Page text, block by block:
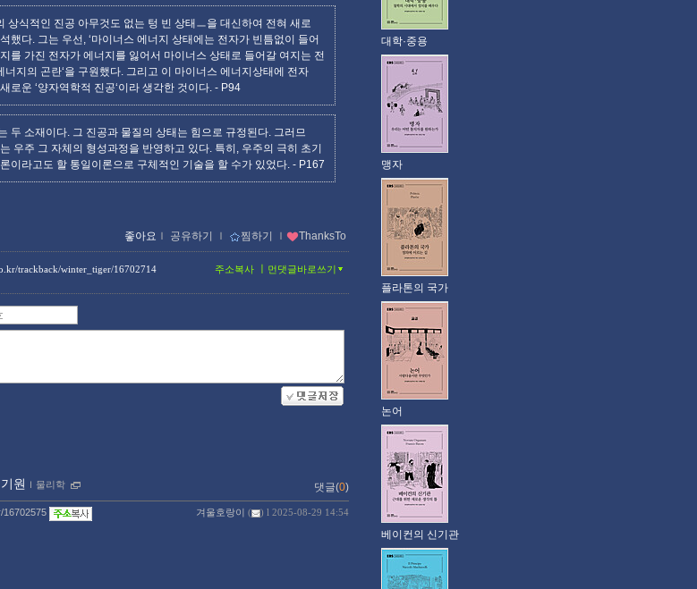
상식적인 진공 아무것도 없는 텅 빈 상태ㅡ을 대신하여 전혀 새로
했다. 그는 우선, ‘마이너스 에너지 상태에는 전자가 빈틈없이 들어
를 가진 전자가 에너지를 잃어서 마이너스 상태로 들어갈 여지는 전
너지의 곤란‘을 구원했다. 그리고 이 마이너스 에너지상태에 전자
로운 ‘양자역학적 진공‘이라 생각한 것이다. - P94
두 소재이다. 그 진공과 물질의 상태는 힘으로 규정된다. 그러므
우주 그 자체의 형성과정을 반영하고 있다. 특히, 우주의 극히 초기
이라고도 할 통일이론으로 구체적인 기술을 할 수가 있었다. - P167
좋아요 ｌ 공유하기 ｌ 찜하기 ｌ ThanksTo
trackback/winter_tiger/16702714 먼댓글바로쓰기
주소복사
원 ｌ 물리학 댓글(0)
겨울호랑이 ( ) l 2025-08-29 14:54
16702575
대학·중용
맹자
플라톤의 국가
논어
베이컨의 신기관